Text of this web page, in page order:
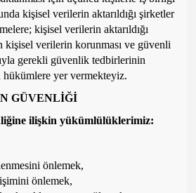
kişisel verilerin aktarıldığı şirketler
kişisel verilerin aktarıldığı
kişisel verilerin korunması ve güvenli
gerekli güvenlik tedbirlerinin
hükümlere yer vermekteyiz.
GÜVENLİĞİ
ilişkin yükümlülüklerimiz:
önlemek,
önlemek,